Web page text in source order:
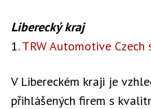
Liberecký kraj
1.TRW Automotive Czech
V Libereckém kraji je
přihlášených firem s